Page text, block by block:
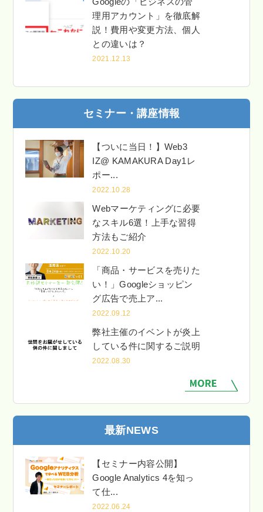
理用アカウント」を徹底解
説！費用や変更方法、個人
との違いは？
2021.12.13
セミナー・講座情報
【ついに当日！】Web3
IZ@ KAMAKURA Day1レ
ポー...
2022.10.28
Webマーケティングに必要
なスキル6選！上手な習得
方法もご紹介
2022.10.20
「商品・サービスを売りた
い！」Googleショッピン
グ広告で売上ア...
2022.09.12
弊社主催のイベントが炎上
している件に関するご説明
2022.08.30
最新NEWS
【セミナー内容公開】
Google Analytics 4を知っ
て仕...
2022.06.24